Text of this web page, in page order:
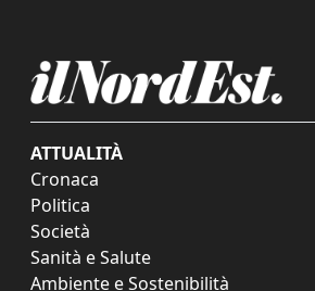
ATTUALITÀ
Cronaca
Politica
Società
Sanità e Salute
Ambiente e Sostenibilità